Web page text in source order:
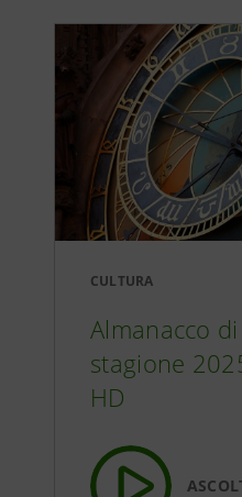
CULTURA
Almanacco
stagione
HD